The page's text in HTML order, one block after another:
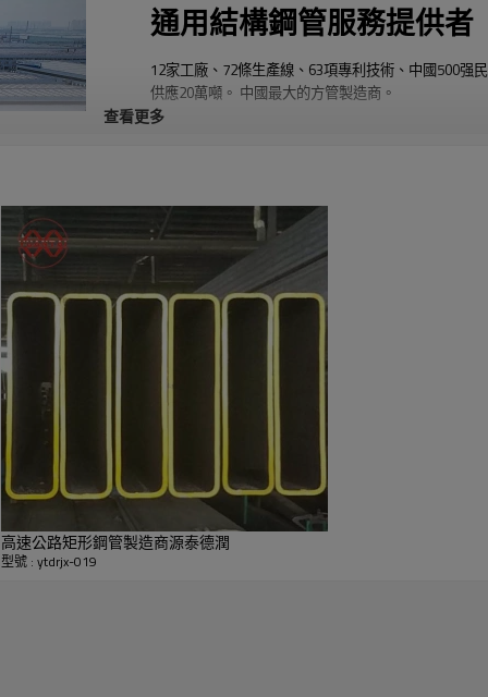
通用結構鋼管服務提供者
12家工廠、72條生產線、63項專利技術、中國500强
供應20萬噸。 中國最大的方管製造商。
源泰德潤的主要產品包括方鋼管、矩形鋼管、熱鍍鋅
查看更多
高速公路矩形鋼管製造商源泰德潤
型號 : ytdrjx-019